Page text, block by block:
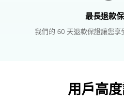
最長退款
我們的 60 天退款保證讓您享
用戶高